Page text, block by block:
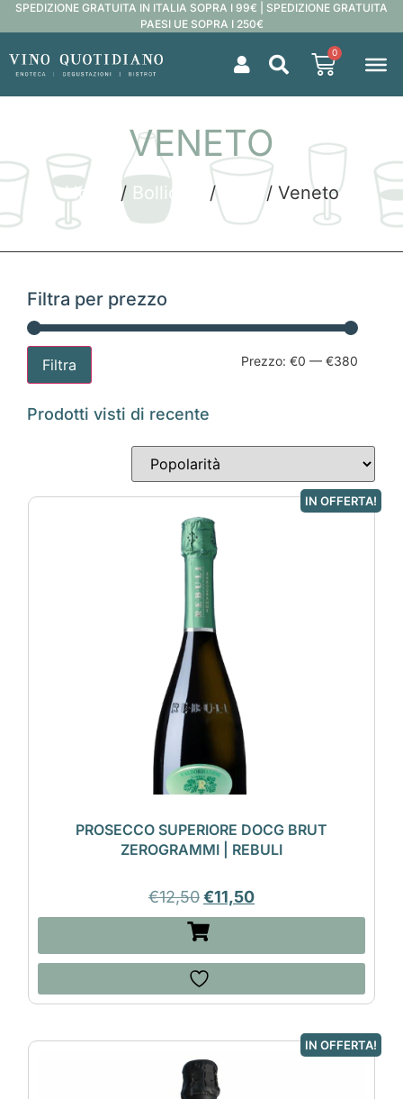
SPEDIZIONE GRATUITA IN ITALIA SOPRA I 99€ | SPEDIZIONE GRATUITA
PAESI UE SOPRA I 250€
0
VENETO
Home / Bollicine / / Veneto
Filtra per prezzo
Filtra Prezzo: €0 — €380
Prodotti visti di recente
IN OFFERTA!
PROSECCO SUPERIORE DOCG BRUT
ZEROGRAMMI | REBULI
€12,50€11,50
IN OFFERTA!